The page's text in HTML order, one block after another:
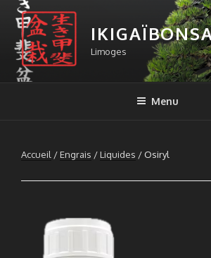
Aller
contenu
principal
Limoges
Menu
Accueil /Engrais /Liquides / Osiryl